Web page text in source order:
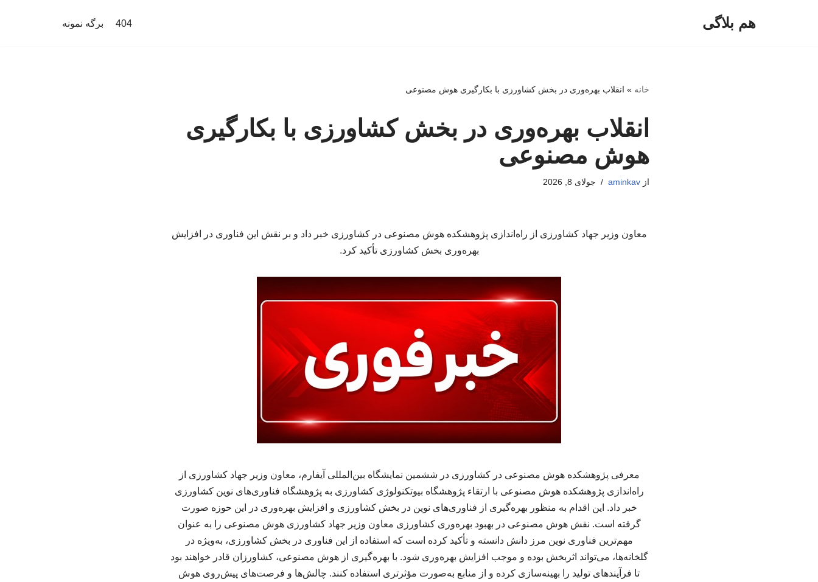
هم بلاگی 404 برگه نمونه
خانه » انقلاب بهره‌وری در بخش کشاورزی با بکارگیری هوش مصنوعی
انقلاب بهره‌وری در بخش کشاورزی با بکارگیری
هوش مصنوعی
ازaminkav جولای 8, 2026
معاون وزیر جهاد کشاورزی از راه‌اندازی پژوهشکده هوش مصنوعی در کشاورزی خبر داد و بر نقش این فناوری در افزایش
بهره‌وری بخش کشاورزی تأکید کرد.
معرفی پژوهشکده هوش مصنوعی در کشاورزی در ششمین نمایشگاه بین‌المللی آیفارم، معاون وزیر جهاد کشاورزی از
راه‌اندازی پژوهشکده هوش مصنوعی با ارتقاء پژوهشگاه بیوتکنولوژی کشاورزی به پژوهشگاه فناوری‌های نوین کشاورزی
خبر داد. این اقدام به منظور بهره‌گیری از فناوری‌های نوین در بخش کشاورزی و افزایش بهره‌وری در این حوزه صورت
گرفته است. نقش هوش مصنوعی در بهبود بهره‌وری کشاورزی معاون وزیر جهاد کشاورزی هوش مصنوعی را به عنوان
مهم‌ترین فناوری نوین مرز دانش دانسته و تأکید کرده است که استفاده از این فناوری در بخش کشاورزی، به‌ویژه در
گلخانه‌ها، می‌تواند اثربخش بوده و موجب افزایش بهره‌وری شود. با بهره‌گیری از هوش مصنوعی، کشاورزان قادر خواهند بود
تا فرآیندهای تولید را بهینه‌سازی کرده و از منابع به‌صورت مؤثرتری استفاده کنند. چالش‌ها و فرصت‌های پیش‌روی هوش